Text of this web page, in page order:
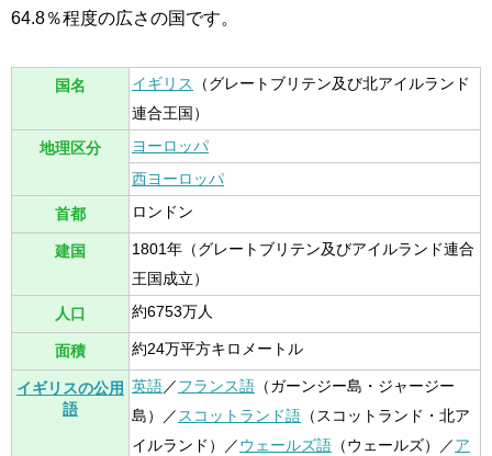
64.8％程度の広さの国です。
国名 イギリス
（グレートブリテン及び北アイルランド
連合王国）
地理区分
ヨーロッパ
西ヨーロッパ
首都
ロンドン
建国
1801年（グレートブリテン及びアイルランド連合
王国成立）
人口
約6753万人
面積 約24万平方キロメートル
イギリスの公用
語
英語／フランス語 （ガーンジー島・ジャージー
島）／スコットランド語 （スコットランド・北ア
イルランド）／ウェールズ語 （ウェールズ）／ア